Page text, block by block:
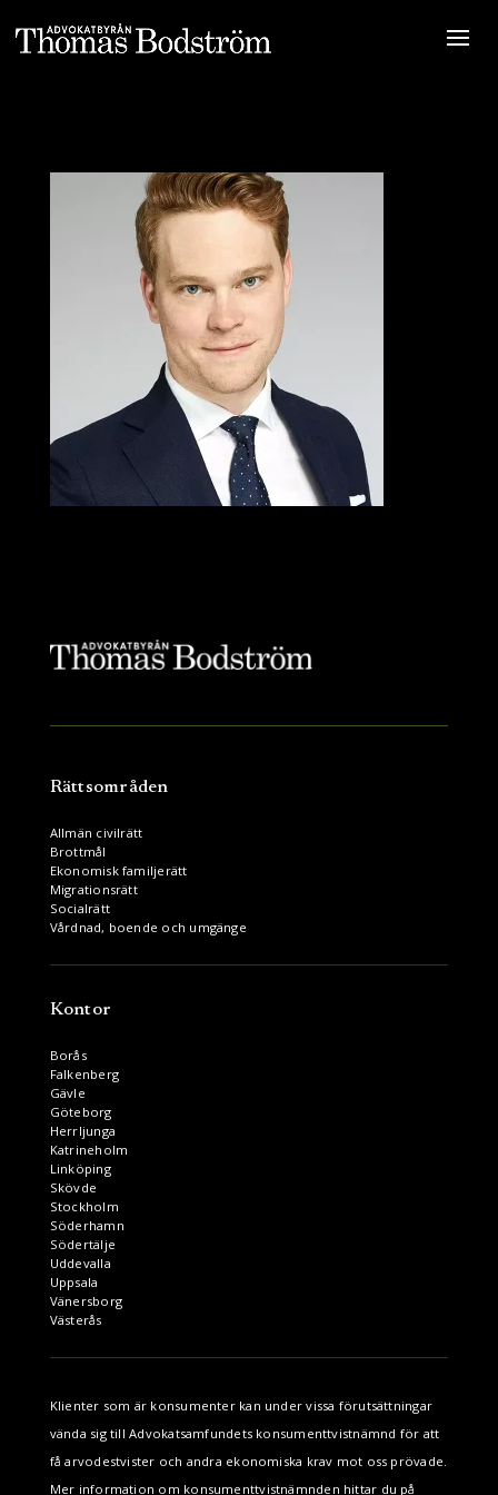
Rättsområden
Allmän civilrätt
Brottmål
Ekonomisk familjerätt
Migrationsrätt
Socialrätt
Vårdnad, boende och umgänge
Kontor
Borås
Falkenberg
Gävle
Göteborg
Herrljunga
Katrineholm
Linköping
Skövde
Stockholm
Söderhamn
Södertälje
Uddevalla
Uppsala
Vänersborg
Västerås
Klienter som är konsumenter kan under vissa förutsättningar
vända sig till Advokatsamfundets konsumenttvistnämnd för att
få arvodestvister och andra ekonomiska krav mot oss prövade.
Mer information om konsumenttvistnämnden hittar du på